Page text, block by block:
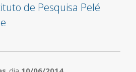
de Pesquisa Pelé